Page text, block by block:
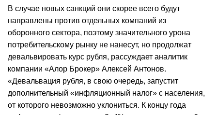
В случае новых санкций они скорее всего будут
направлены против отдельных компаний из
оборонного сектора, поэтому значительного урона
потребительскому рынку не нанесут, но продолжат
девальвировать курс рубля, рассуждает аналитик
компании «Алор Брокер» Алексей Антонов.
«Девальвация рубля, в свою очередь, запустит
дополнительный «инфляционный налог» с населения,
от которого невозможно уклониться. К концу года